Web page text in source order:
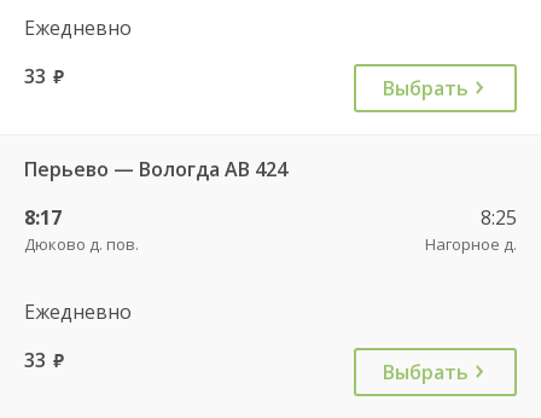
Ежедневно
33 руб. Выбрать
Перьево — Вологда АВ 424
8:17
Дюково д. пов.
8:25
Нагорное д.
Ежедневно
33 руб. Выбрать